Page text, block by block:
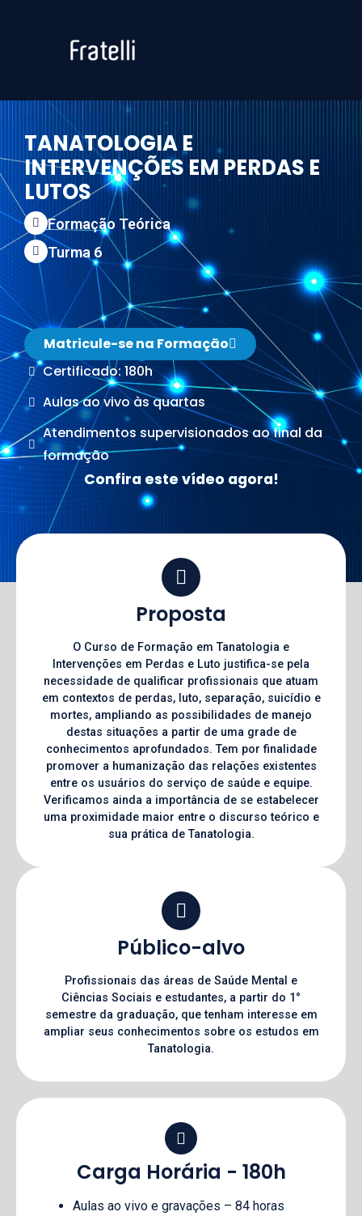
TANATOLOGIA E
INTERVENÇÕES EM PERDAS E
LUTOS
Formação Teórica
Turma 6
Matricule-se na Formação
Certificado: 180h
Aulas ao vivo às quartas
Atendimentos supervisionados ao final da
formação
Confira este vídeo agora!
Proposta
O Curso de Formação em Tanatologia e
Intervenções em Perdas e Luto justifica-se pela
necessidade de qualificar profissionais que atuam
em contextos de perdas, luto, separação, suicídio e
mortes, ampliando as possibilidades de manejo
destas situações a partir de uma grade de
conhecimentos aprofundados. Tem por finalidade
promover a humanização das relações existentes
entre os usuários do serviço de saúde e equipe.
Verificamos ainda a importância de se estabelecer
uma proximidade maior entre o discurso teórico e
sua prática de Tanatologia.
Público-alvo
Profissionais das áreas de Saúde Mental e
Ciências Sociais e estudantes, a partir do 1°
semestre da graduação, que tenham interesse em
ampliar seus conhecimentos sobre os estudos em
Tanatologia.
Carga Horária - 180h
Aulas ao vivo e gravações – 84 horas